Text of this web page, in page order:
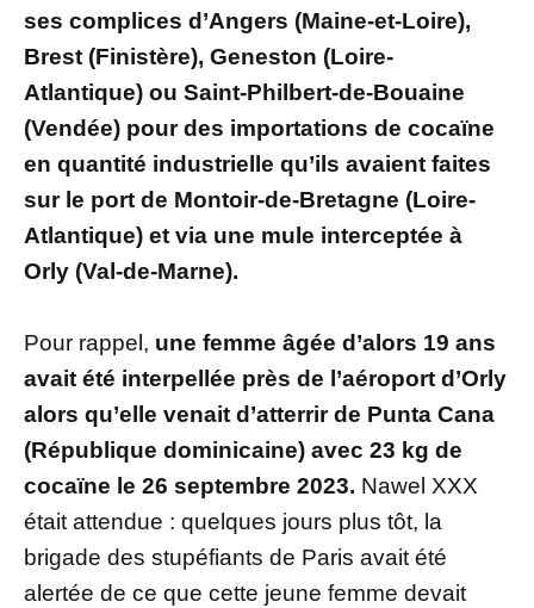
ses complices d’Angers (Maine-et-Loire),
Brest (Finistère), Geneston (Loire-
Atlantique) ou Saint-Philbert-de-Bouaine
(Vendée) pour des importations de cocaïne
en quantité industrielle qu’ils avaient faites
sur le port de Montoir-de-Bretagne (Loire-
Atlantique) et via une mule interceptée à
Orly (Val-de-Marne).
Pour rappel, une femme âgée d’alors 19 ans
avait été interpellée près de l’aéroport d’Orly
alors qu’elle venait d’atterrir de Punta Cana
(République dominicaine) avec 23 kg de
cocaïne le 26 septembre 2023. Nawel XXX
était attendue : quelques jours plus tôt, la
brigade des stupéfiants de Paris avait été
alertée de ce que cette jeune femme devait